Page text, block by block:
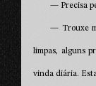
— Precisa
— Trouxe
limpas, alguns
vinda diária.